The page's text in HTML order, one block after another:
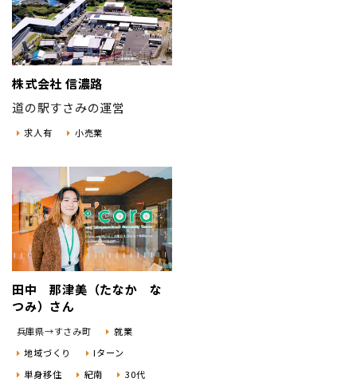
株式会社 信濃路
道の駅すさみの運営
求人有 小売業
田中 那津美（たなか な
つみ）さん
兵庫県→すさみ町
就業
地域づくり
Iターン
単身移住
紀南 30代